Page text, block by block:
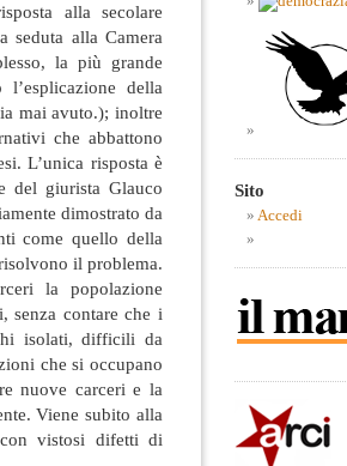
alla secolare
seduta alla Camera
la più grande
l’esplicazione della
mai avuto.); inoltre
che abbattono
L’unica risposta è
del giurista Glauco
dimostrato da
come quello della
il problema.
la popolazione
senza contare che i
isolati, difficili da
che si occupano
nuove carceri e la
Viene subito alla
vistosi difetti di
Sito
Accedi